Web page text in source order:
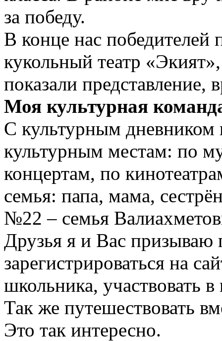
за победу.
В конце нас победителей
кукольный театр
показали
Моя культурная
С культурным
культурным местам: по
концертам, по
семья: папа, мама,
№22 – семья
Друзья я и Вас призываю
зарегистрироваться на
школьника, участвовать
Так же путешествовать
Это так интересно.